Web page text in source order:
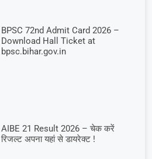
BPSC 72nd Admit Card 2026 –
Download Hall Ticket at
bpsc.bihar.gov.in
AIBE 21 Result 2026 – चेक करें
रिजल्ट अपना यहां से डायरेक्ट !